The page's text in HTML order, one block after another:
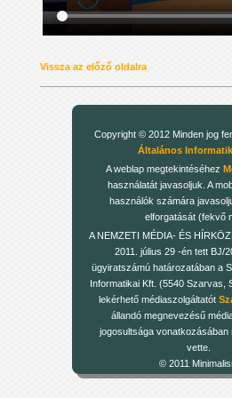
Vissza az előző oldalra
Copyright © 2012 Minden jog
Általános
A weblap megtekintéséhez
használatát javasoljuk. A
használók számára
elforgatását (fekvő
A NEMZETI MÉDIA- ÉS
2011. július 29 -én tett BJ/
ügyiratszámú határozatában a
Informatikai Kft. (5540 Szarvas,
lekérhető médiaszolgáltatót
állandó megnevezésű
jogosultsága
vette.
© 2011